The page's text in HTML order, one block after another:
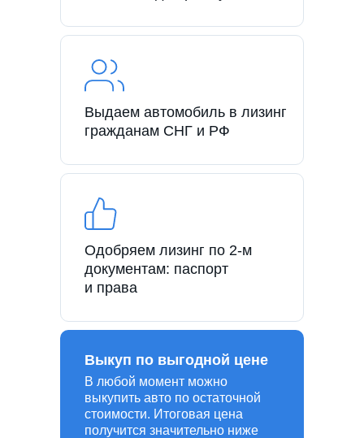
Выдаем автомобиль в лизинг
гражданам СНГ и РФ
Одобряем лизинг по 2-м
документам: паспорт
и права
В любой момент можно
выкупить авто по остаточной
стоимости. Итоговая цена
получится значительно ниже
Выкуп по выгодной цене